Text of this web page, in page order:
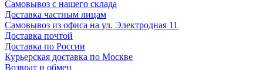
Самовывоз с нашего склада
Доставка частным лицам
Самовывоз из офиса на ул. Электродная 11
Доставка почтой
Доставка по России
Курьерская доставка по Москве
Возврат и обмен